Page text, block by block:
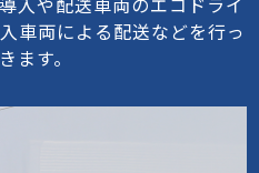
車両による配送などを行っ
ます。